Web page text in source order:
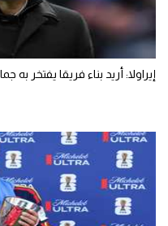
إيراولا: أريد بناء فريقا يفتخر به